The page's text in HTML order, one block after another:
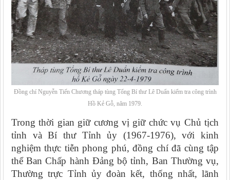
Đồng chí Nguyễn Tiến Chương tháp tùng Tổng Bí thư Lê Duẩn kiểm tra công trình
Hồ Kẻ Gỗ, năm 1979.
Trong thời gian giữ cương vị giữ chức vụ Chủ tịch
tỉnh và Bí thư Tỉnh ủy (1967-1976), với kinh
nghiệm thực tiễn phong phú, đồng chí đã cùng tập
thể Ban Chấp hành Đảng bộ tỉnh, Ban Thường vụ,
Thường trực Tỉnh ủy đoàn kết, thống nhất, lãnh